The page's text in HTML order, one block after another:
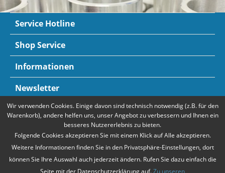
Service Hotline
Shop Service
Informationen
Newsletter
Zahlungsarten Mehr Informationen
Wir verwenden Cookies. Einige davon sind technisch notwendig (z.B. für den
Warenkorb), andere helfen uns, unser Angebot zu verbessern und Ihnen ein
besseres Nutzererlebnis zu bieten.
Folgende Cookies akzeptieren Sie mit einem Klick auf Alle akzeptieren.
Weitere Informationen finden Sie in den Privatsphäre-Einstellungen, dort
können Sie Ihre Auswahl auch jederzeit ändern. Rufen Sie dazu einfach die
Seite mit der Datenschutzerklärung auf. Zu unseren